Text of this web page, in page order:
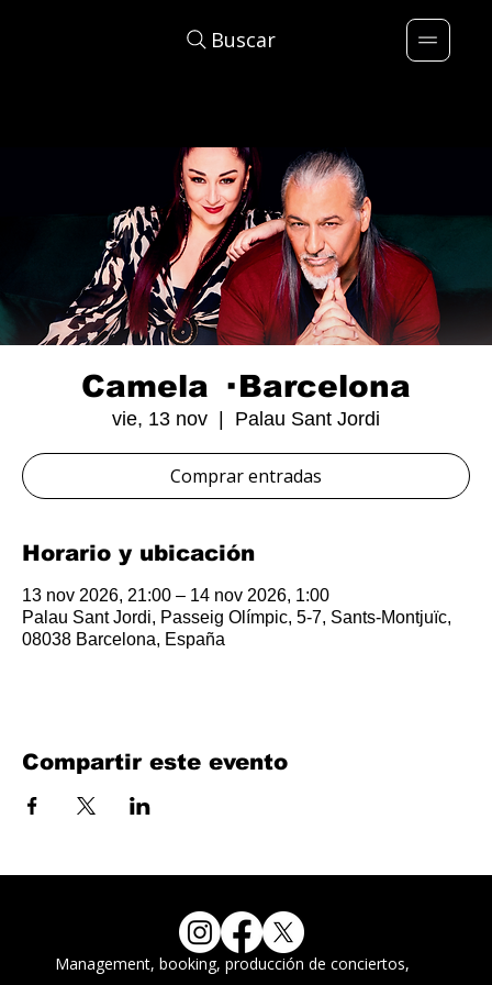
Buscar
Camela · Barcelona
vie, 13 nov Palau Sant Jordi
Comprar entradas
Horario y ubicación
13 nov 2026, 21:00 – 14 nov 2026, 1:00
Palau Sant Jordi, Passeig Olímpic, 5-7, Sants-Montjuïc,
08038 Barcelona, España
Compartir este evento
Management, booking, producción de conciertos,